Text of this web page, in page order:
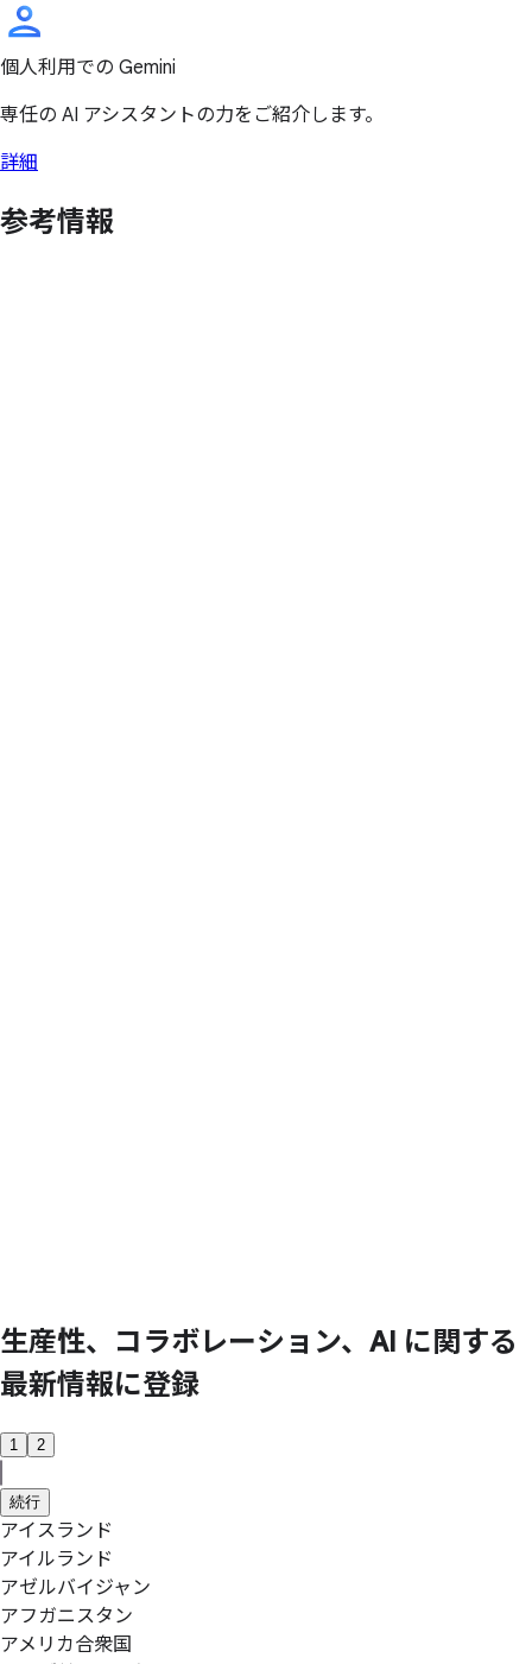
個人利用での Gemini
専任の AI アシスタントの力をご紹介します。
詳細
参考情報
生産性、 コラボレーション、 AI に 関する
最新情報に登録
1 2
続行
アイスランド
アイルランド
アゼルバイジャン
アフガニスタン
アメリカ合衆国